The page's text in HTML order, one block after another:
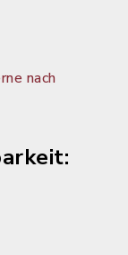
nach